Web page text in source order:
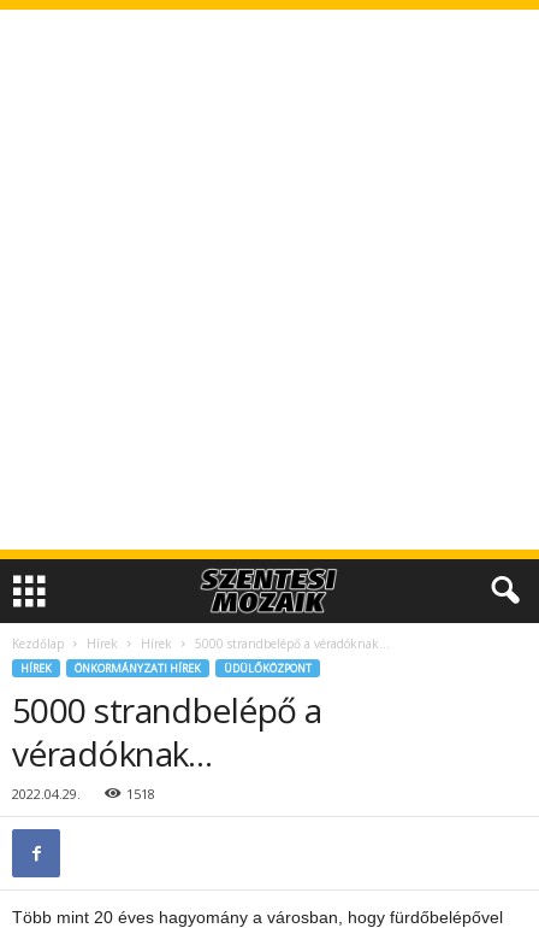
Kezdőlap Hírek Hírek 5000 strandbelépő a véradóknak…
HÍREK ÖNKORMÁNYZATI HÍREK ÜDÜLŐKÖZPONT
5000 strandbelépő a
véradóknak…
2022.04.29. 1518
Több mint 20 éves hagyomány a városban, hogy fürdőbelépővel